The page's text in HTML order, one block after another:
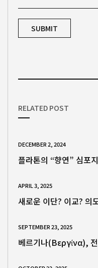
RELATED POST
DECEMBER 2, 2024
플라톤의 “향연” 심포
APRIL 3, 2025
새로운 이단? 이교? 의
SEPTEMBER 23, 2025
베르기나(Βεργίνα),